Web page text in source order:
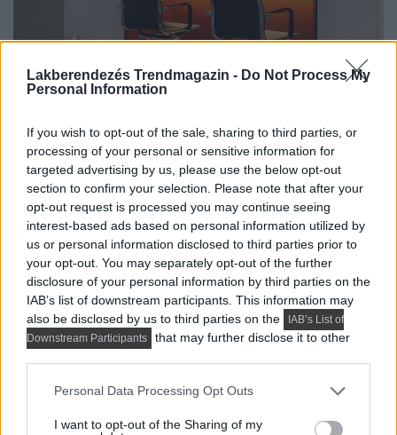
Lakberendezés Trendmagazin - Do Not Process My
Personal Information
If you wish to opt-out of the sale, sharing to third parties, or
processing of your personal or sensitive information for
targeted advertising by us, please use the below opt-out
section to confirm your selection. Please note that after your
opt-out request is processed you may continue seeing
interest-based ads based on personal information utilized by
us or personal information disclosed to third parties prior to
your opt-out. You may separately opt-out of the further
disclosure of your personal information by third parties on the
IAB’s list of downstream participants. This information may
also be disclosed by us to third parties on the
IAB’s List of
Downstream Participants
that may further disclose it to other
Please note that this website/app uses one or more Google
not limited to your visit or usage behaviour. You may click to
Personal Data Processing Opt Outs
I want to opt-out of the Sharing of my